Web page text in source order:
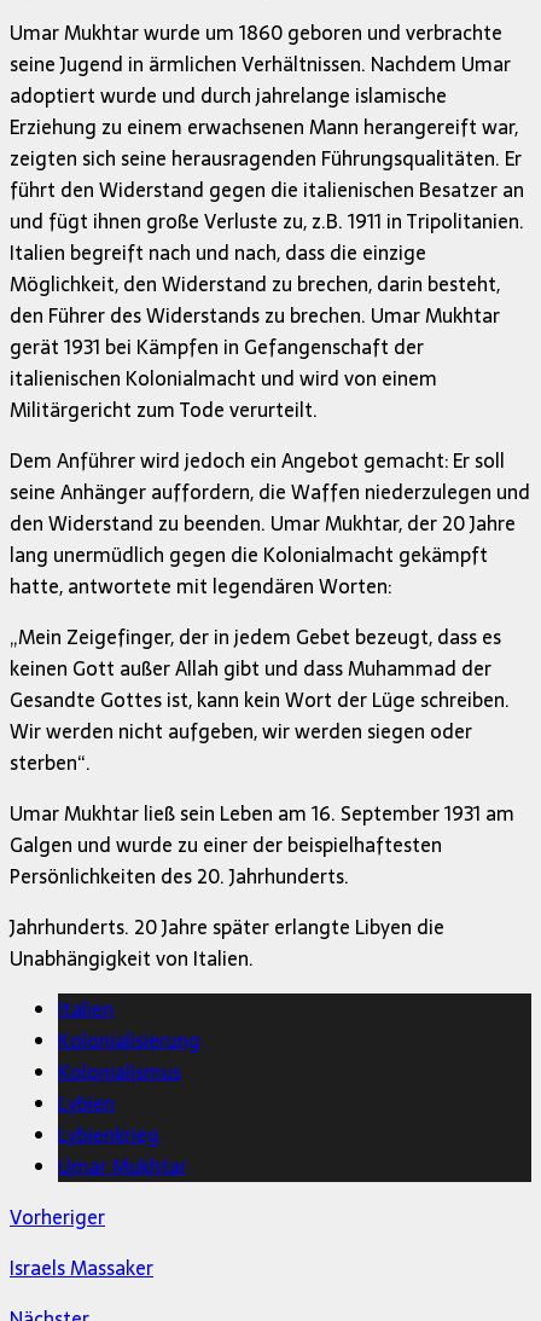
Umar Mukhtar wurde um 1860 geboren und verbrachte
seine Jugend in ärmlichen Verhältnissen. Nachdem Umar
adoptiert wurde und durch jahrelange islamische
Erziehung zu einem erwachsenen Mann herangereift war,
zeigten sich seine herausragenden Führungsqualitäten. Er
führt den Widerstand gegen die italienischen Besatzer an
und fügt ihnen große Verluste zu, z.B. 1911 in Tripolitanien.
Italien begreift nach und nach, dass die einzige
Möglichkeit, den Widerstand zu brechen, darin besteht,
den Führer des Widerstands zu brechen. Umar Mukhtar
gerät 1931 bei Kämpfen in Gefangenschaft der
italienischen Kolonialmacht und wird von einem
Militärgericht zum Tode verurteilt.
Dem Anführer wird jedoch ein Angebot gemacht: Er soll
seine Anhänger auffordern, die Waffen niederzulegen und
den Widerstand zu beenden. Umar Mukhtar, der 20 Jahre
lang unermüdlich gegen die Kolonialmacht gekämpft
hatte, antwortete mit legendären Worten:
„Mein Zeigefinger, der in jedem Gebet bezeugt, dass es
keinen Gott außer Allah gibt und dass Muhammad der
Gesandte Gottes ist, kann kein Wort der Lüge schreiben.
Wir werden nicht aufgeben, wir werden siegen oder
sterben“.
Umar Mukhtar ließ sein Leben am 16. September 1931 am
Galgen und wurde zu einer der beispielhaftesten
Persönlichkeiten des 20. Jahrhunderts.
Jahrhunderts. 20 Jahre später erlangte Libyen die
Unabhängigkeit von Italien.
Italien
Kolonialisierung
Kolonialismus
Lybien
Lybienkrieg
Umar Mukhtar
Vorheriger
Israels Massaker